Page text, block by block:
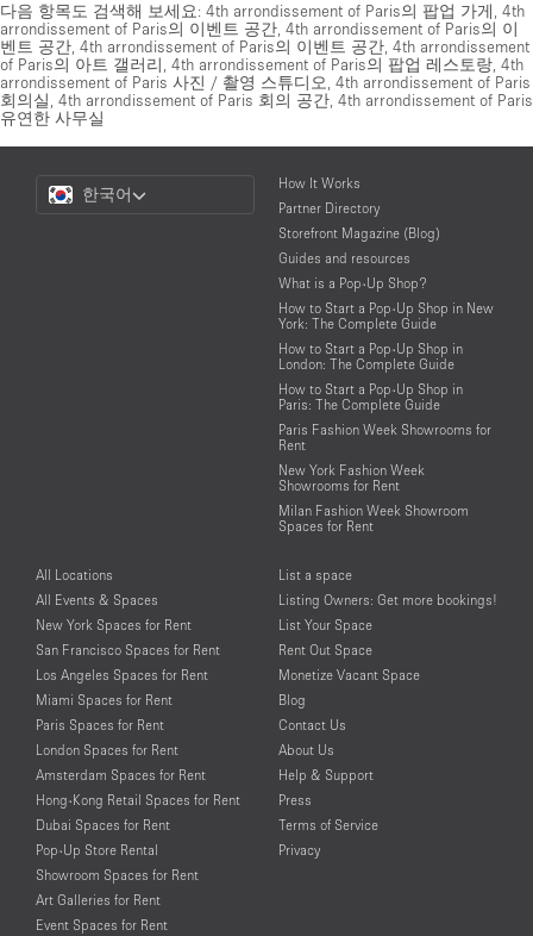
다음 항목도 검색해 보세요: 4th arrondissement of Paris의 팝업 가게 4th
arrondissement of Paris의 이벤트 공간 4th arrondissement of Paris의 이
벤트 공간 4th arrondissement of Paris의 이벤트 공간 4th arrondissement
of Paris의 아트 갤러리 4th arrondissement of Paris의 팝업 레스토랑 4th
arrondissement of Paris 사진 / 촬영 스튜디오 4th arrondissement of Paris
회의실 4th arrondissement of Paris 회의 공간 4th arrondissement of Paris
유연한 사무실
Choose
Language
한국어
How It Works
Partner Directory
Storefront Magazine (Blog)
Guides and resources
What is a Pop-Up Shop?
How to Start a Pop-Up Shop in New
York: The Complete Guide
How to Start a Pop-Up Shop in
London: The Complete Guide
How to Start a Pop-Up Shop in
Paris: The Complete Guide
Paris Fashion Week Showrooms for
Rent
New York Fashion Week
Showrooms for Rent
Milan Fashion Week Showroom
Spaces for Rent
All Locations
All Events & Spaces
New York Spaces for Rent
San Francisco Spaces for Rent
Los Angeles Spaces for Rent
Miami Spaces for Rent
Paris Spaces for Rent
London Spaces for Rent
Amsterdam Spaces for Rent
Hong-Kong Retail Spaces for Rent
Dubai Spaces for Rent
Pop-Up Store Rental
Showroom Spaces for Rent
Art Galleries for Rent
Event Spaces for Rent
List a space
Listing Owners: Get more bookings!
List Your Space
Rent Out Space
Monetize Vacant Space
Blog
Contact Us
About Us
Help & Support
Press
Terms of Service
Privacy